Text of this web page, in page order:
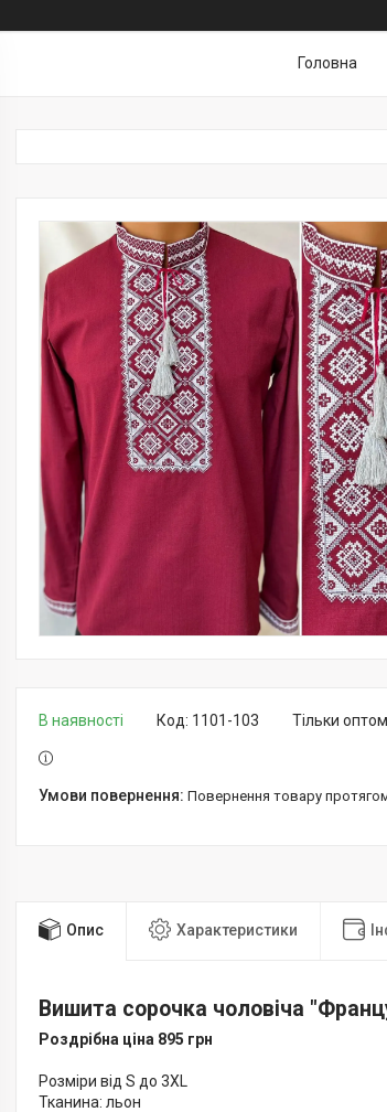
Головна
В наявності Тільки оптом
Код: 1101-103
повернення товару
Опис Характеристики
Вишита сорочка чоловіча
Роздрібна ціна 895 грн
Розміри від S до 3ХL
Тканина: льон